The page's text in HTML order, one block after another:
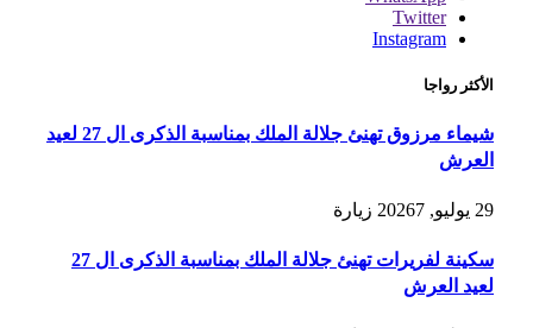
Twitter
Instagram
الأكثر رواجا
شيماء مرزوق تهنئ جلالة الملك بمناسبة الذكرى ال 27 لعيد
العرش
29 يوليو, 2026 7 زيارة
سكينة لفريرات تهنئ جلالة الملك بمناسبة الذكرى ال 27
لعيد العرش